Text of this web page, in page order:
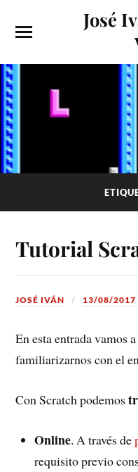
José
Tutorial
JOSÉ IVÁN 13/08/2017
En esta entrada vamos
familiarizarnos con el
Con Scratch podemos
Online. A través de
requisito previo